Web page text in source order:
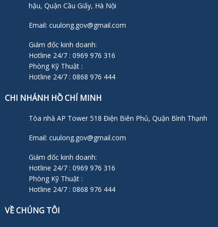
hậu, Quận Cầu Giấy, Hà Nội
Email: cuulong.gov@gmail.com
Giám đốc kinh doanh:
Hotline 24/7 : 0969 976 316
Phòng Kỹ Thuật :
Hotline 24/7 : 0868 976 444
CHI NHÁNH HỒ CHÍ MINH
Tòa nhà AP Tower 518 Điện Biên Phủ, Quận Bình Thạnh
Email: cuulong.gov@gmail.com
Giám đốc kinh doanh:
Hotline 24/7 : 0969 976 316
Phòng Kỹ Thuật :
Hotline 24/7 : 0868 976 444
VỀ CHÚNG TÔI